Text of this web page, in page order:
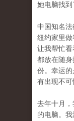
她电脑找到
中国知名
纽约家里做
让我帮忙
都放在随
份。幸运
有出现不可
去年十月
的电脑。